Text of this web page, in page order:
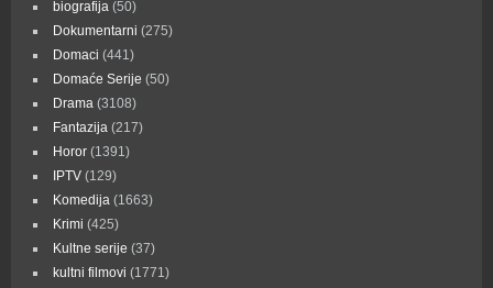
biografija (50)
Dokumentarni (275)
Domaci (441)
Domaće Serije (50)
Drama (3108)
Fantazija (217)
Horor (1391)
IPTV (129)
Komedija (1663)
Krimi (425)
Kultne serije (37)
kultni filmovi (1771)